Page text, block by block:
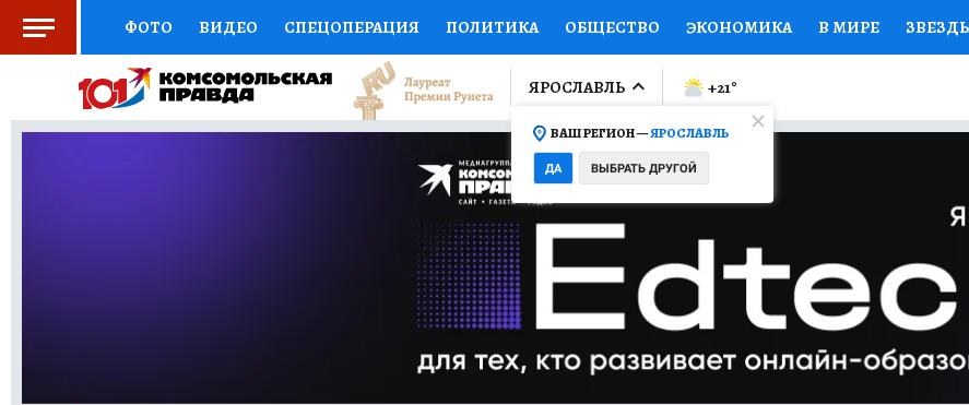
ФОТО ВИДЕО СПЕЦОПЕРАЦИЯ ПОЛИТИКА ОБЩЕСТВО ЭКОНОМИКА В МИРЕ
СОЦПОДДЕРЖКА НАУКА СПОРТ КОЛУМНИСТЫ ПРОИСШЕСТВИЯ НАЦИОНАЛЬНЫЕ
ВЫБОР ЭКСПЕРТОВ ДОКТОР ФИНАНСЫ ОТКРЫВАЕМ МИР Я ЗНАЮ СЕМЬЯ ЖЕНСКИЕ
ПРОГНОЗЫ НА СПОРТ ПРОМОКОДЫ СЕРИАЛЫ
ТЕЛЕВИЗОР КОЛЛЕКЦИИ КОНКУРСЫ
НОВОЕ НА САЙТЕ ОБЪЯВЛЕНИЯ
ЯРОСЛАВЛЬ
ВАШ РЕГИОН —ЯРОСЛАВЛЬ
ДА ВЫБРАТЬ ДРУГОЙ
+21°